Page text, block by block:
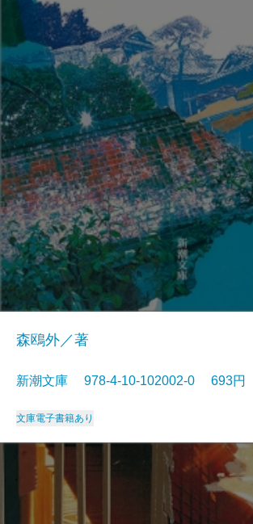
森鴎外／著
新潮文庫 978-4-10-102002-0 693円
文庫電子書籍あり